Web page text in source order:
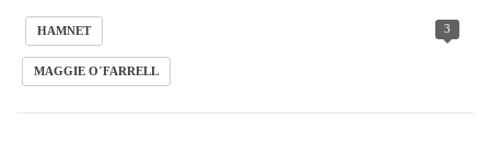
3
HAMNET
MAGGIE O´FARRELL